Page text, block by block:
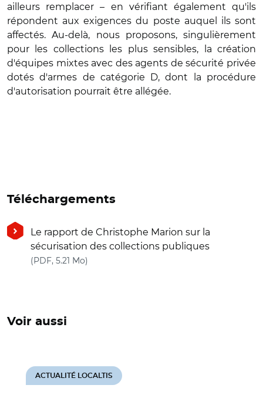
ailleurs remplacer – en vérifiant également qu'ils
répondent aux exigences du poste auquel ils sont
affectés. Au-delà, nous proposons, singulièrement
pour les collections les plus sensibles, la création
d'équipes mixtes avec des agents de sécurité privée
dotés d'armes de catégorie D, dont la procédure
d'autorisation pourrait être allégée.
Téléchargements
Le rapport de Christophe Marion sur la
sécurisation des collections publiques
(PDF, 5.21 Mo)
Voir aussi
ACTUALITÉ LOCALTIS